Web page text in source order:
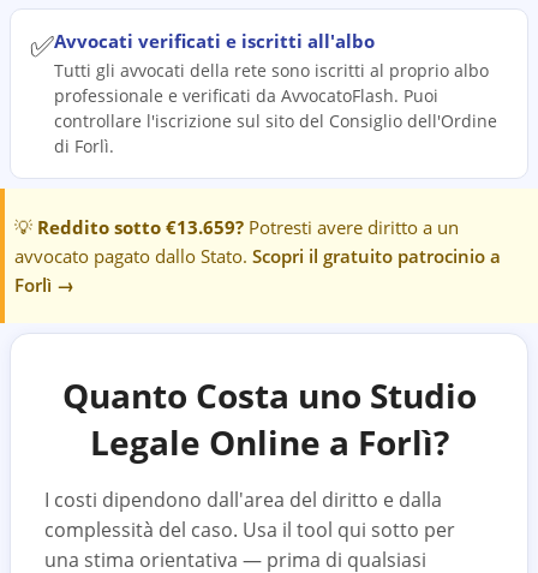
✅Avvocati verificati e iscritti all'albo
Tutti gli avvocati della rete sono iscritti al proprio albo
professionale e verificati da AvvocatoFlash. Puoi
controllare l'iscrizione sul sito del Consiglio dell'Ordine
di Forlì.
💡 Reddito sotto €13.659? Potresti avere diritto a un
avvocato pagato dallo Stato. Scopri il gratuito patrocinio a
Forlì →
Quanto Costa uno Studio
Legale Online a Forlì?
I costi dipendono dall'area del diritto e dalla
complessità del caso. Usa il tool qui sotto per
una stima orientativa — prima di qualsiasi